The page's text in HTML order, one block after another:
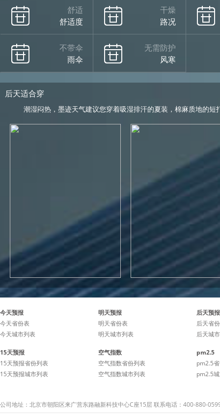
舒适
舒适度
干燥
路况
不带伞
雨伞
无需防护
风寒
后天适合穿
潮湿闷热，墨迹天气建议您穿着吸湿排汗的夏装，棉麻质地的短
今天预报
今天省份表
今天城市列表
明天预报
明天省份表
明天城市列表
后天预报
后天省
后天城
15天预报
15天预报省份列表
15天预报城市列表
空气指数
空气指数省份列表
空气指数城市列表
pm2.5
pm2.5
pm2.5
公司地址：北京市朝阳区来广营东路融新科技中心C座15层 联系电话：400-880-